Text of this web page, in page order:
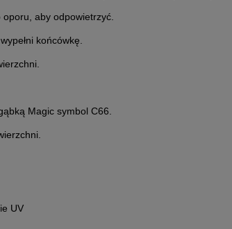
aby odpowietrzyć.
końcówkę.
Magic symbol C66.
UV